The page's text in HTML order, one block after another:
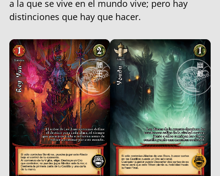
a la que se vive en el mundo vive; pero hay
distinciones que hay que hacer.